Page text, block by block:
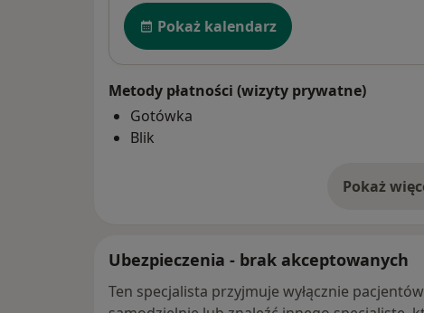
Dostępność
Pokaż kalendarz
Metody płatności (wizyty prywatne)
Gotówka
Blik
Pokaż o
Ubezpieczenia - brak akceptowanych
Ten specjalista przyjmuje wyłącznie